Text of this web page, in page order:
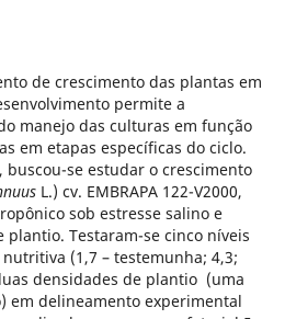
de crescimento das plantas em
permite a
manejo das culturas em função
em etapas específicas do ciclo.
se estudar o crescimento
L.) cv. EMBRAPA 122-V2000,
sob estresse salino e
Testaram-se cinco níveis
(1,7 – testemunha; 4,3;
densidades de plantio (uma
em delineamento experimental